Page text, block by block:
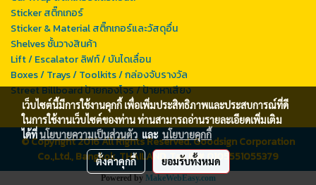
Sticker สติ๊กเกอร์
Sticker & Material สติ๊กเกอร์และวัสดุอื่น
Shelves ชั้นวางสินค้า
Lift / Escalator ลิฟท์ / บันไดเลื่อน
Boxes / Trays / Toolkits / กล่องจับรางวัล
Street Billboard ป้ายกองโจร / ป้ายหาเสียง
© Copyright 2016 All Rights Reserved. Goodsign Corporation
Co.,Ltd., Bangkok, THAILAND, Tax ID# 0105551055379
Powered by MakeWebEasy.com
เว็บไซต์นี้มีการใช้งานคุกกี้ เพื่อเพิ่มประสิทธิภาพและประสบการณ์ที่ดี
ในการใช้งานเว็บไซต์ของท่าน ท่านสามารถอ่านรายละเอียดเพิ่มเติม
ได้ที่นโยบายความเป็นส่วนตัว และ นโยบายคุกกี้
ตั้งค่าคุกกี้ ยอมรับทั้งหมด